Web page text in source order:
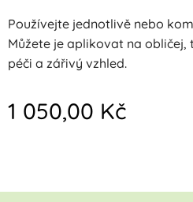
Používejte jednotlivě nebo
Můžete je aplikovat na
péči a zářivý vzhled.
1 050,00 Kč